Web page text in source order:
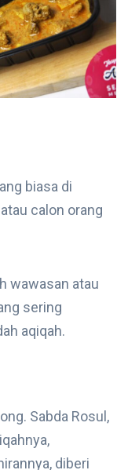
biasa di
calon orang
wawasan atau
sering
aqiqah.
Sabda Rosul,
diberi